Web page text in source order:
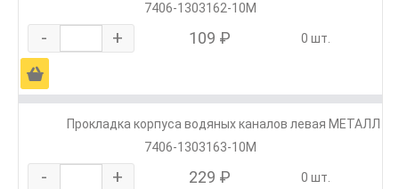
7406-1303162-10М
- + 109 ₽ 0 шт.
Ä
Прокладка корпуса водяных каналов левая МЕТАЛЛ
7406-1303163-10М
- + 229 ₽ 0 шт.